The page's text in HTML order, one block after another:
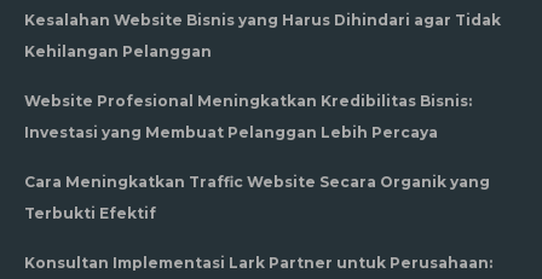
Kesalahan Website Bisnis yang Harus Dihindari agar Tidak
Kehilangan Pelanggan
Website Profesional Meningkatkan Kredibilitas Bisnis:
Investasi yang Membuat Pelanggan Lebih Percaya
Cara Meningkatkan Traffic Website Secara Organik yang
Terbukti Efektif
Konsultan Implementasi Lark Partner untuk Perusahaan: